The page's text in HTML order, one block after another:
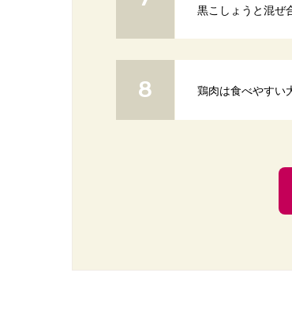
黒こしょうと混ぜ
鶏肉は食べやすい